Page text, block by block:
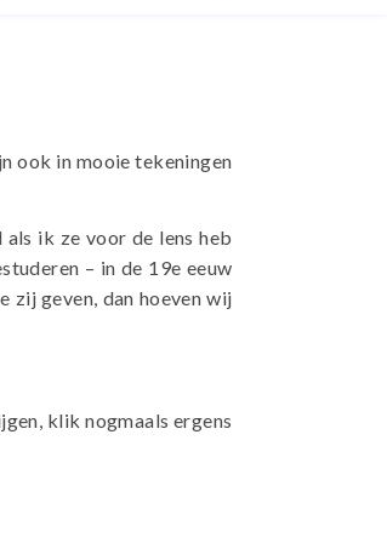
ook in mooie tekeningen
ik ze voor de lens heb
– in de 19e eeuw
zij geven, dan hoeven wij
klik nogmaals ergens